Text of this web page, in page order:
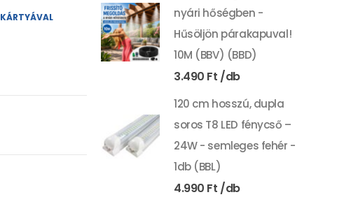
nyári hőségben -
Hűsöljön párakapuval!
10M (BBV) (BBD)
3.490 Ft
120 cm hosszú, dupla
soros T8 LED fénycső –
24W - semleges fehér -
1db (BBL)
4.990 Ft